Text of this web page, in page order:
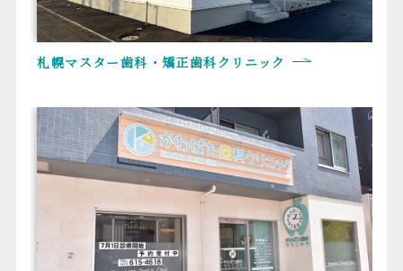
札幌マスター歯科・矯正歯科クリニック